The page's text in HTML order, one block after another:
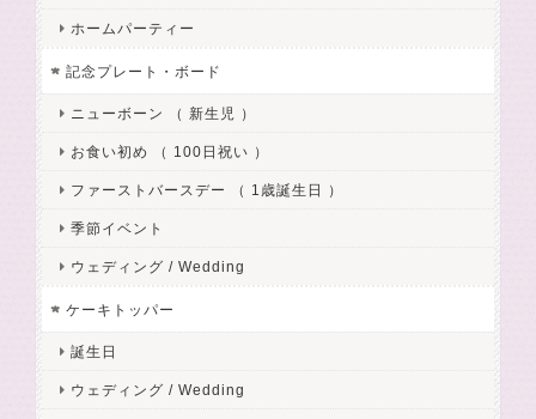
ホームパーティー
記念プレート・ボード
ニューボーン （ 新生児 ）
お食い初め （ 100日祝い ）
ファーストバースデー （ 1歳誕生日 ）
季節イベント
ウェディング / Wedding
ケーキトッパー
誕生日
ウェディング / Wedding